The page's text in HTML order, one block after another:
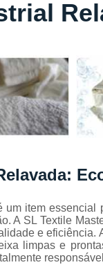
Locação
de lençóis
de banho
Locação
de toalhas
de
manicure
de rosto
de toalhas
industriais
Mantas
absorvente
item essencial
A SL Textile
e
limpas e